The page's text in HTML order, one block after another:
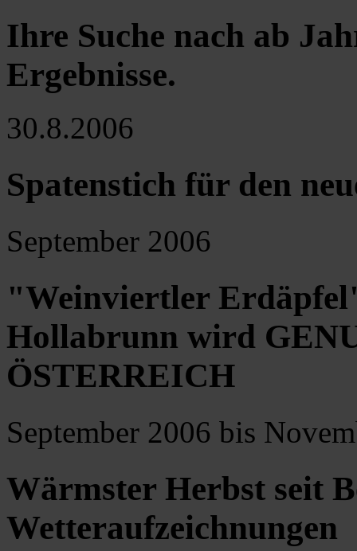
Ihre Suche nach ab
Ergebnisse.
30.8.2006
Spatenstich für den
September 2006
"Weinviertler
Hollabrunn wird
ÖSTERREICH
September 2006 bis
Wärmster Herbst seit
Wetteraufzeichnungen